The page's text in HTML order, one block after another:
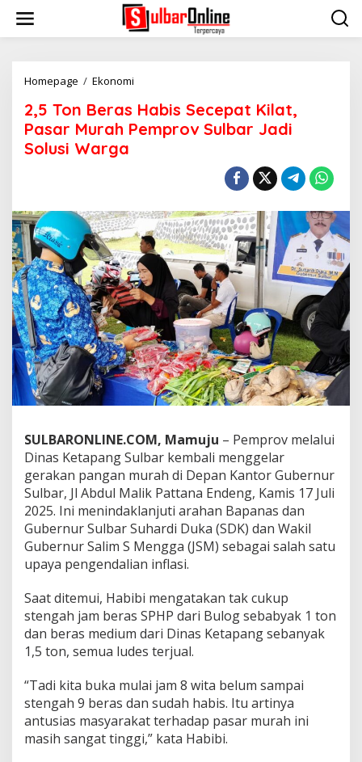
i
Homepage / Ekonomi
5
T
o
a
s
H
a
b
i
s
e
c
e
p
a
l
a
t
,
P
a
s
a
r
u
r
a
h
P
m
p
r
o
v
S
2,5 Ton Beras Habis Secepat Kilat,
Pasar Murah Pemprov Sulbar Jadi
Solusi Warga
SULBARONLINE.COM, Mamuju – Pemprov melalui
Dinas Ketapang Sulbar kembali menggelar
gerakan pangan murah di Depan Kantor Gubernur
Sulbar, Jl Abdul Malik Pattana Endeng, Kamis 17 Juli
2025. Ini menindaklanjuti arahan Bapanas dan
Gubernur Sulbar Suhardi Duka (SDK) dan Wakil
Gubernur Salim S Mengga (JSM) sebagai salah satu
upaya pengendalian inflasi.
Saat ditemui, Habibi mengatakan tak cukup
stengah jam beras SPHP dari Bulog sebabyak 1 ton
dan beras medium dari Dinas Ketapang sebanyak
1,5 ton, semua ludes terjual.
“Tadi kita buka mulai jam 8 wita belum sampai
stengah 9 beras dan sudah habis. Itu artinya
antusias masyarakat terhadap pasar murah ini
masih sangat tinggi,” kata Habibi.